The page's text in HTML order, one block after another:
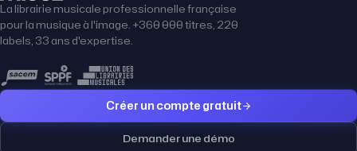
La librairie musicale professionnelle française
pour la musique à l'image. +360 000 titres, 220
labels, 33 ans d'expertise.
Créer un compte gratuit
Demander une démo